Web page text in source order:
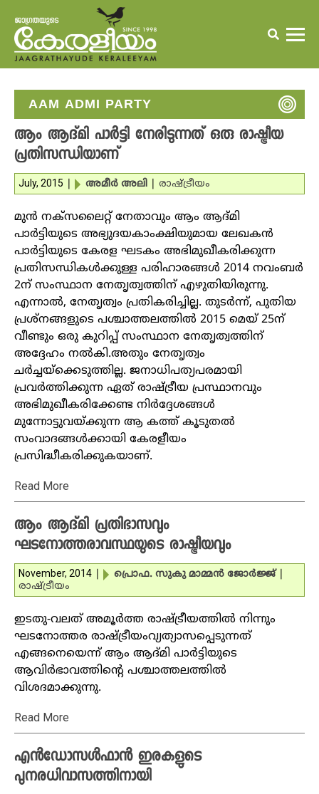
AAM ADMI PARTY
ആം ആദ്മി പാര്‍ട്ടി നേരിടുന്നത് ഒരു രാഷ്ട്രീയ
പ്രതിസന്ധിയാണ്
July, 2015 അമീര്‍ അലി രാഷ്ട്രീയം
മുന്‍ നക്‌സലൈറ്റ് നേതാവും ആം ആദ്മി
പാര്‍ട്ടിയുടെ അഭ്യുദയകാംക്ഷിയുമായ ലേഖകന്‍
പാര്‍ട്ടിയുടെ കേരള ഘടകം അഭിമുഖീകരിക്കുന്ന
പ്രതിസന്ധികള്‍ക്കുള്ള പരിഹാരങ്ങള്‍ 2014 നവംബര്‍
2ന് സംസ്ഥാന നേതൃത്വത്തിന് എഴുതിയിരുന്നു.
എന്നാല്‍, നേതൃത്വം പ്രതികരിച്ചില്ല. തുടര്‍ന്ന്, പുതിയ
പ്രശ്‌നങ്ങളുടെ പശ്ചാത്തലത്തില്‍ 2015 മെയ് 25ന്
വീണ്ടും ഒരു കുറിപ്പ് സംസ്ഥാന നേതൃത്വത്തിന്
അദ്ദേഹം നല്‍കി.അതും നേതൃത്വം
ചര്‍ച്ചയ്‌ക്കെടുത്തില്ല. ജനാധിപത്യപരമായി
പ്രവര്‍ത്തിക്കുന്ന ഏത് രാഷ്ട്രീയ പ്രസ്ഥാനവും
അഭിമുഖീകരിക്കേണ്ട നിര്‍ദ്ദേശങ്ങള്‍
മുന്നോട്ടുവയ്ക്കുന്ന ആ കത്ത് കൂടുതല്‍
സംവാദങ്ങള്‍ക്കായി കേരളീയം
പ്രസിദ്ധീകരിക്കുകയാണ്.
Read More
ആം ആദ്മി പ്രതിഭാസവും
ഘടനോത്തരാവസ്ഥയുടെ രാഷ്ട്രീയവും
November, 2014 പ്രൊഫ. സുകു മാമ്മന്‍ ജോര്‍ജ്ജ്‌
രാഷ്ട്രീയം
ഇടതു-വലത് അമൂര്‍ത്ത രാഷ്ട്രീയത്തില്‍ നിന്നും
ഘടനോത്തര രാഷ്ട്രീയംവ്യത്യാസപ്പെടുന്നത്
എങ്ങനെയെന്ന് ആം ആദ്മി പാര്‍ട്ടിയുടെ
ആവിര്‍ഭാവത്തിന്റെ പശ്ചാത്തലത്തില്‍
വിശദമാക്കുന്നു.
Read More
എന്‍ഡോസള്‍ഫാന്‍ ഇരകളുടെ
പുനരധിവാസത്തിനായി